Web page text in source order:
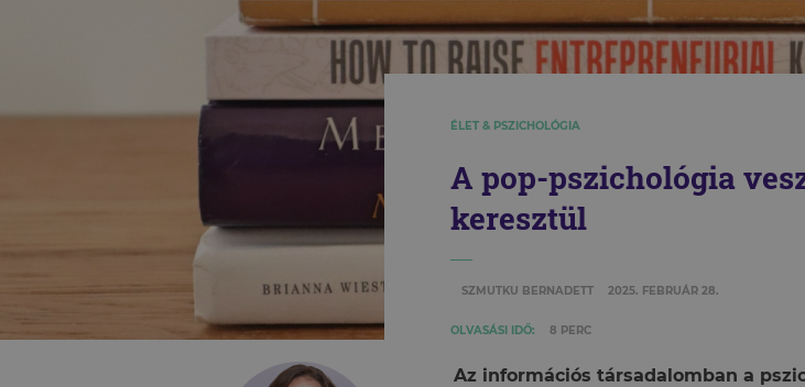
ÉLET & PSZICHOLÓGIA
A pop-pszichológia
keresztül
SZMUTKU BERNADETT 2025. FEBRUÁR 28.
OLVASÁSI IDŐ: 8 PERC
Az információs társadalomban a